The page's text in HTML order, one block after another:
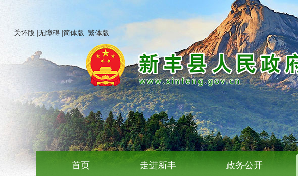
关怀版 无障碍 简体版 繁体版
首页 走进新丰 政务公开